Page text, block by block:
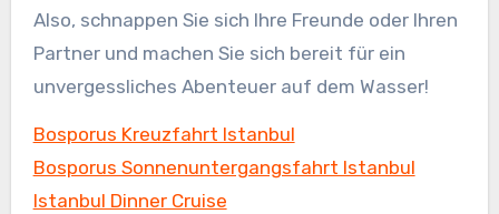
Also, schnappen Sie sich Ihre Freunde oder Ihren
Partner und machen Sie sich bereit für ein
unvergessliches Abenteuer auf dem Wasser!
Bosporus Kreuzfahrt Istanbul
Bosporus Sonnenuntergangsfahrt Istanbul
Istanbul Dinner Cruise